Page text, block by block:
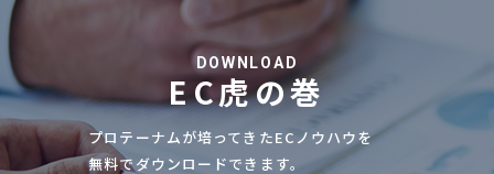
DOWNLOAD
EC虎の巻
プロテーナムが培ってきたECノウハウを
無料でダウンロードできます。